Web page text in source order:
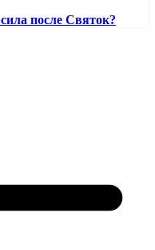
после Святок?